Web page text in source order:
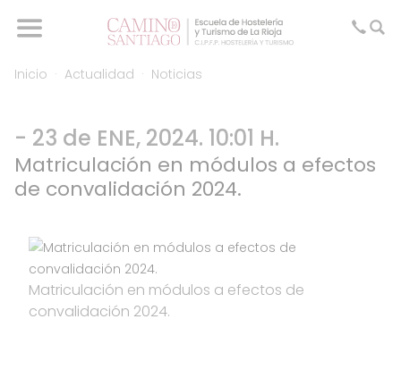
Inicio Actualidad Noticias
- 23 de ENE, 2024. 10:01 H.
Matriculación en módulos a efectos
de convalidación 2024.
Matriculación en módulos a efectos de
convalidación 2024.